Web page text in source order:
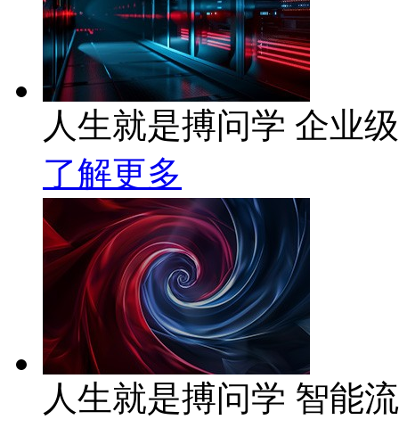
人生就是搏问学 企业
了解更多
人生就是搏问学 智能